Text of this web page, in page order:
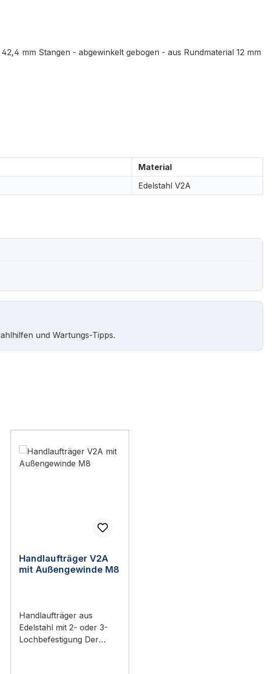
mm Stangen - abgewinkelt gebogen - aus Rundmaterial 12 mm
Material
Edelstahl V2A
und Wartungs-Tipps.
Handlaufträger V2A
mit Außengewinde M8
Handlaufträger aus
Edelstahl mit 2- oder 3-
Lochbefestigung Der